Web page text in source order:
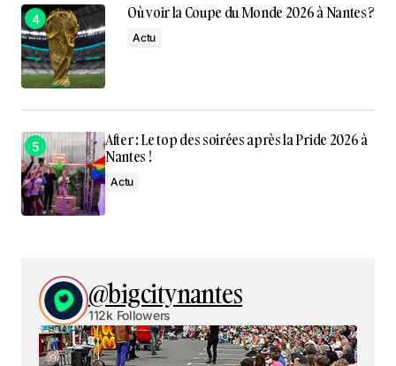
Où voir la Coupe du Monde 2026 à Nantes ?
Actu
After : Le top des soirées après la Pride 2026 à
Nantes !
Actu
@bigcitynantes
112k Followers